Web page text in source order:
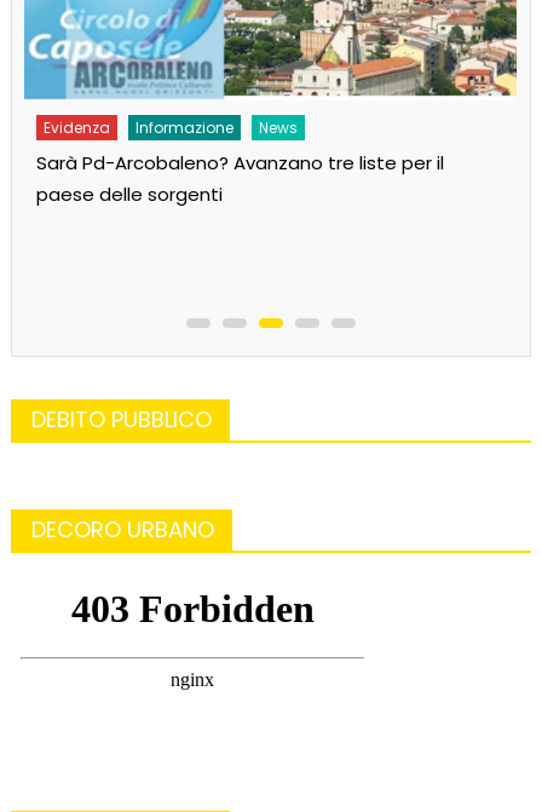
Evidenza Informazione News
Sarà Pd-Arcobaleno? Avanzano tre liste per il
paese delle sorgenti
DEBITO PUBBLICO
DECORO URBANO